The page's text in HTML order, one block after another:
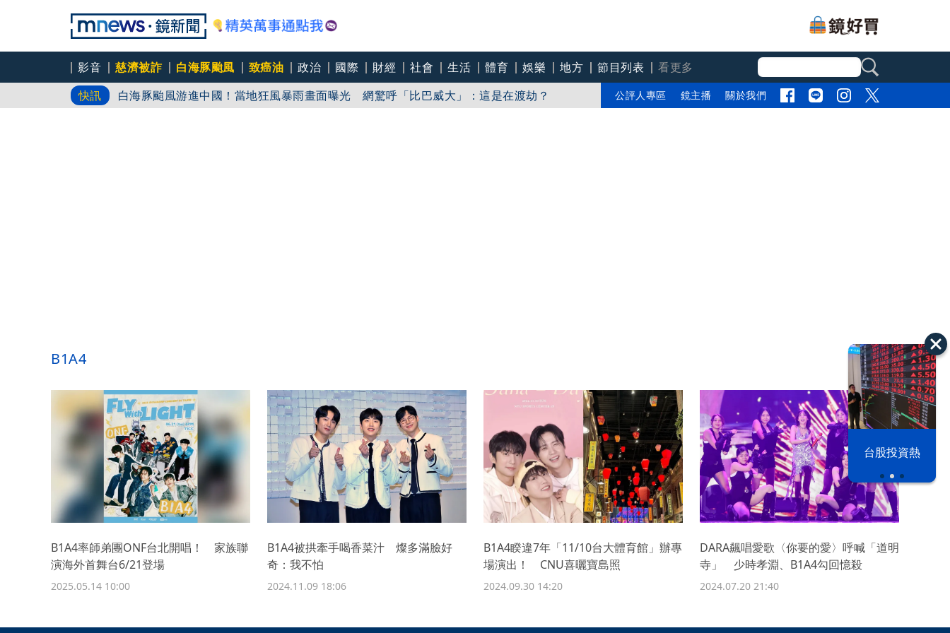
影音 慈濟被詐 白海豚颱風 致癌油 政治 國際 財經 社會 生活 體育 娛樂 地方 節目列表
看更多
快訊
最新！白海豚17:30登陸中國浙江 強度持續減弱
白海豚颱風游進中國！當地狂風暴雨畫面曝光 網驚呼「比巴威大」：這是在渡劫？
公評人專區 鏡主播 關於我們
漢光42演習 台股投資熱
B1A4
B1A4率師弟團ONF台北開唱！ 家族聯
演海外首舞台6/21登場
2025.05.14 10:00
B1A4被拱牽手喝香菜汁 燦多滿臉好
奇：我不怕
2024.11.09 18:06
B1A4睽違7年「11/10台大體育館」辦專
場演出！ CNU喜曬寶島照
2024.09.30 14:20
DARA飆唱愛歌〈你要的愛〉呼喊「道明
寺」 少時孝淵、B1A4勾回憶殺
2024.07.20 21:40